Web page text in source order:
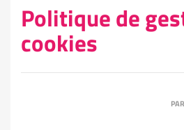
Politique de
cookies